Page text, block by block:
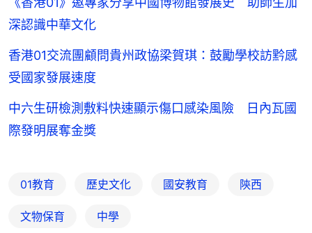
深認識中華文化
香港01交流團顧問貴州政協梁賀琪：鼓勵學校訪黔感
受國家發展速度
中六生研檢測敷料快速顯示傷口感染風險 日內瓦國
際發明展奪金獎
01教育 歷史文化 國安教育 陝西
文物保育 中學